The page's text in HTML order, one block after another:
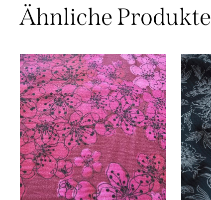
Ähnliche Produkte